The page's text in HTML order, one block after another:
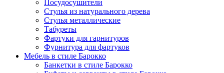
Посудосушители
Стулья из натурального дерева
Стулья металлические
Табуреты
Фартуки для гарнитуров
Фурнитура для фартуков
Мебель в стиле Барокко
Банкетки в стиле Барокко